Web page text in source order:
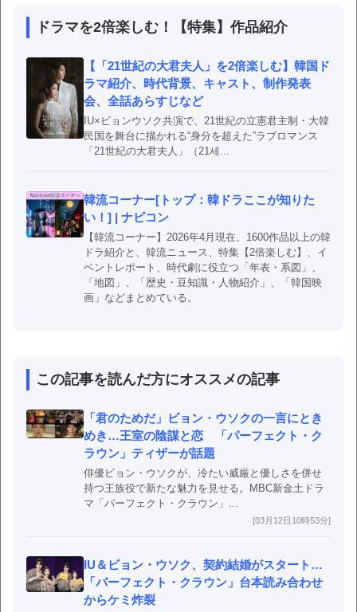
ドラマを2倍楽しむ！【特集】作品紹介
【「21世紀の大君夫人」を2倍楽しむ】韓国ド
ラマ紹介、時代背景、キャスト、制作発表
会、全話あらすじなど
IU×ビョンウソク共演で、21世紀の立憲君主制・大韓
民国を舞台に描かれる“身分を超えた”ラブロマンス
「21世紀の大君夫人」（21세...
韓流コーナー[トップ：韓ドラここが知りた
い！] | ナビコン
【韓流コーナー】2026年4月現在、1600作品以上の韓
ドラ紹介と、韓流ニュース、特集【2倍楽しむ】、イ
ベントレポート、時代劇に役立つ「年表・系図」、
「地図」、「歴史・豆知識・人物紹介」、「韓国映
画」などまとめている。
この記事を読んだ方にオススメの記事
「君のためだ」ビョン・ウソクの一言にとき
めき…王室の陰謀と恋 「パーフェクト・ク
ラウン」ティザーが話題
俳優ビョン・ウソクが、冷たい威厳と優しさを併せ
持つ王族役で新たな魅力を見せる。MBC新金土ドラ
マ「パーフェクト・クラウン」...
[03月12日10時53分]
IU＆ビョン・ウソク、契約結婚がスタート…
「パーフェクト・クラウン」台本読み合わせ
からケミ炸裂